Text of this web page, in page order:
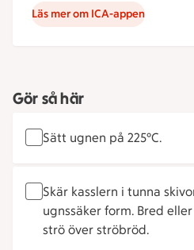
Läs mer om ICA-appen
Gör så här
Sätt ugnen på 225°C.
Skär kasslern i tunna
ugnssäker form. Bred
strö över ströbröd.